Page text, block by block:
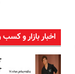
اخبار بازار و کسب